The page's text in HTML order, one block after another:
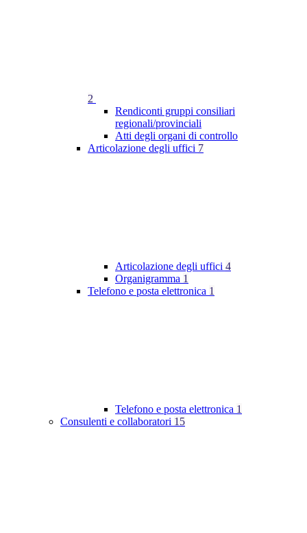
2
Rendiconti gruppi consiliari
regionali/provinciali
Atti degli organi di controllo
Articolazione degli uffici 7
Articolazione degli uffici 4
Organigramma 1
Telefono e posta elettronica 1
Telefono e posta elettronica 1
Consulenti e collaboratori 15